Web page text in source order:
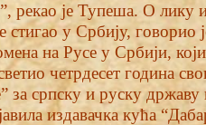
рекао је Тупеша. О лику
стигао у Србију, говорио
на Русе у Србији,
четрдесет година
за српску и руску
издавачка кућа